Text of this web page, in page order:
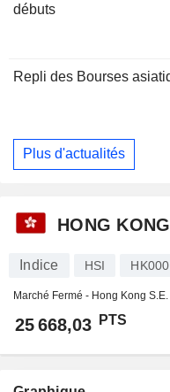
débuts
Repli des Bourses
Plus d'actualités
HONG
Indice HSI
Marché Fermé - Hong Kong S.E.
25 668,03 PTS